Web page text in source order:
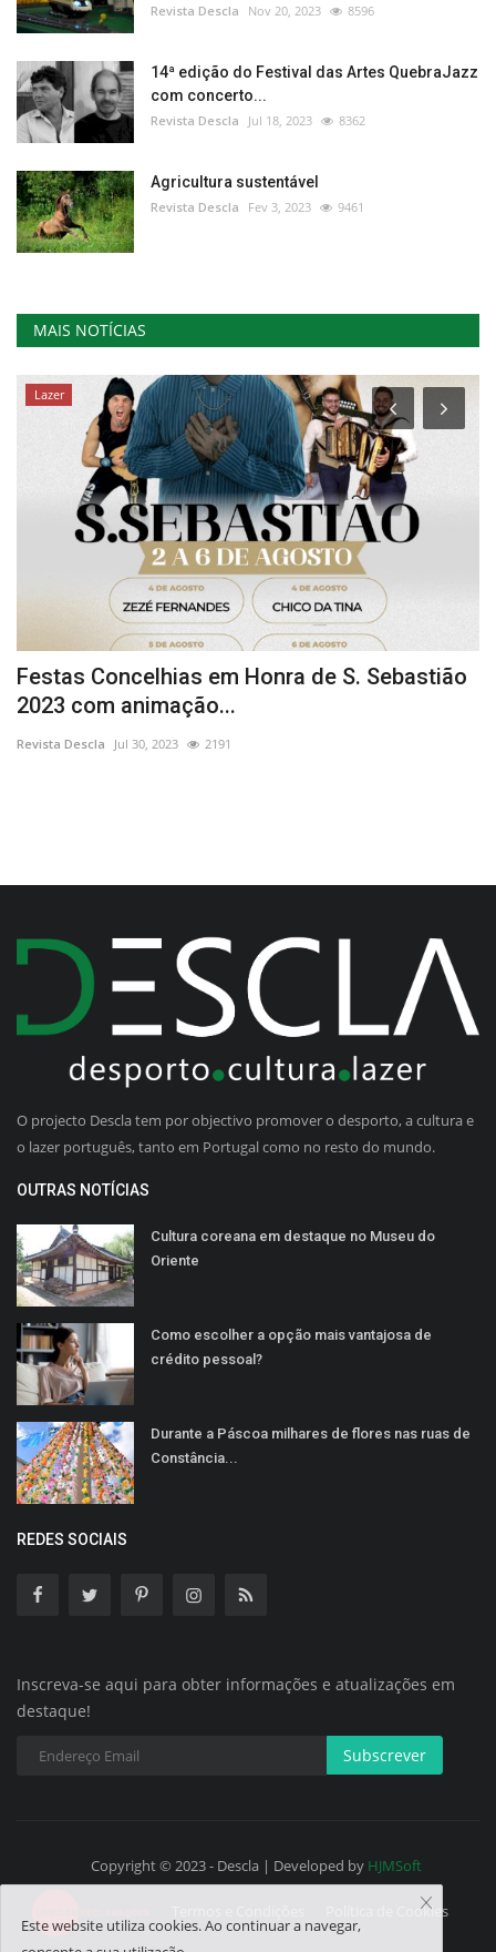
Revista Descla Nov 20, 2023 8596
14ª edição do Festival das Artes QuebraJazz
com concerto...
Revista Descla Jul 18, 2023 8362
Agricultura sustentável
Revista Descla Fev 3, 2023 9461
MAIS NOTÍCIAS
Lazer
Festas Concelhias em Honra de S. Sebastião
2023 com animação...
Revista Descla Jul 30, 2023 2191
O projecto Descla tem por objectivo promover o desporto, a cultura e
o lazer português, tanto em Portugal como no resto do mundo.
OUTRAS NOTÍCIAS
Cultura coreana em destaque no Museu do
Oriente
Como escolher a opção mais vantajosa de
crédito pessoal?
Durante a Páscoa milhares de flores nas ruas de
Constância...
REDES SOCIAIS
Inscreva-se aqui para obter informações e atualizações em
destaque!
Subscrever
Copyright © 2023 - Descla | Developed by HJMSoft
Política de Cookies
Este website utiliza cookies. Ao continuar a navegar,